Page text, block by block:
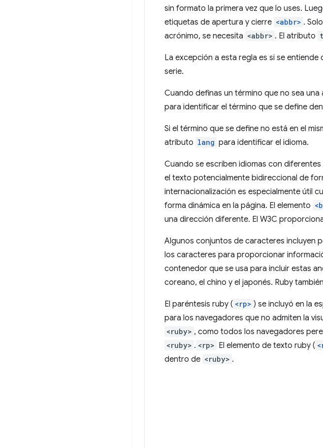
sin formato la primera vez que lo uses.
etiquetas de apertura y cierre <abbr> .
acrónimo, se necesita <abbr> . El atributo
La excepción a esta regla es si se
serie.
Cuando definas un término que no sea
para identificar el término que se define
Si el término que se define no está en el
atributo lang para identificar el idioma.
Cuando se escriben idiomas con
el texto potencialmente bidireccional de
internacionalización es especialmente útil
forma dinámica en la página. El elemento
una dirección diferente. El W3C
Algunos conjuntos de caracteres incluyen
los caracteres para proporcionar
contenedor que se usa para incluir estas
coreano, el chino y el japonés. Ruby
El paréntesis ruby ( <rp> ) se incluyó en la
para los navegadores que no admiten la
<ruby> , como todos los navegadores
<ruby> . <rp> El elemento de texto ruby (
dentro de <ruby> .